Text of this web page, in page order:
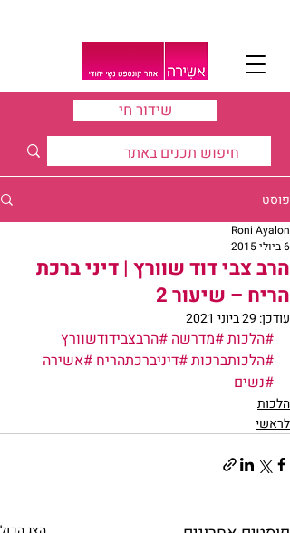
שידור חי
פוסט
הרב צבי דוד שוורץ | דיני ברכת
הריח – שיעור 2
Roni Ayalon
6 ביולי 2015
עודכן: 29 ביוני 2021
#הלכות#מדרשה #הרבצבידודשוורץ
#הלכותברכות#דיניברכתהריח #אשירה
#נשים
הלכות
לראשי